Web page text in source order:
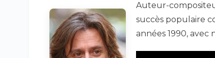
Auteur-
succès populaire
années 1990, avec